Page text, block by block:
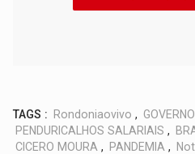
TAGS : Rondoniaovivo , GOVERNO
PENDURICALHOS SALARIAIS ,
CICERO MOURA , PANDEMIA ,